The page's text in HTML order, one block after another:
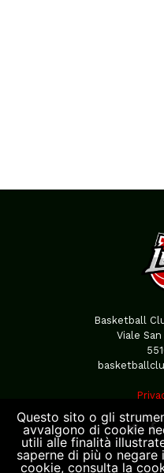
Basketball
Viale
Questo sito o gli
avvalgono di cookie
utili alle finalità
saperne di più o
cookie, consulta la